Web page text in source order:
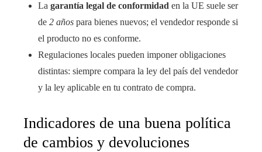
La garantía legal de conformidad en la UE suele ser
de 2 años para bienes nuevos; el vendedor responde si
el producto no es conforme.
Regulaciones locales pueden imponer obligaciones
distintas: siempre compara la ley del país del vendedor
y la ley aplicable en tu contrato de compra.
Indicadores de una buena política
de cambios y devoluciones